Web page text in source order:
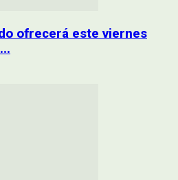
ofrecerá este viernes